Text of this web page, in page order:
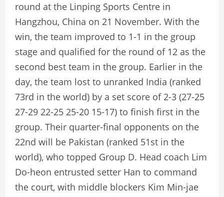
round at the Linping Sports Centre in
Hangzhou, China on 21 November. With the
win, the team improved to 1-1 in the group
stage and qualified for the round of 12 as the
second best team in the group. Earlier in the
day, the team lost to unranked India (ranked
73rd in the world) by a set score of 2-3 (27-25
27-29 22-25 25-20 15-17) to finish first in the
group. Their quarter-final opponents on the
22nd will be Pakistan (ranked 51st in the
world), who topped Group D. Head coach Lim
Do-heon entrusted setter Han to command
the court, with middle blockers Kim Min-jae